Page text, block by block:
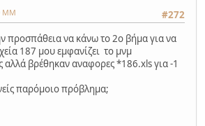
#272
ΜΜ
προσπάθεια να κάνω το 2ο βήμα για να
187 μου εμφανίζει το μνμ
αλλά βρέθηκαν αναφορες *186.xls για -1
παρόμοιο πρόβλημα;